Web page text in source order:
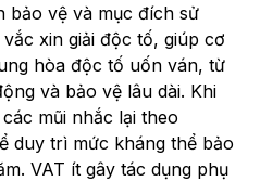
bảo vệ và mục đích sử
xin giải độc tố, giúp cơ
hòa độc tố uốn ván, từ
và bảo vệ lâu dài. Khi
mũi nhắc lại theo
duy trì mức kháng thể bảo
VAT ít gây tác dụng phụ